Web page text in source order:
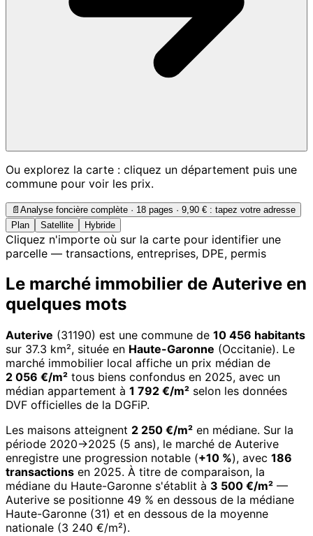
Ou explorez la carte : cliquez un département puis une
commune pour voir les prix.
📄 Analyse foncière complète · 18 pages · 9,90 € : tapez votre adresse
Plan
Satellite Hybride
Cliquez n'importe où sur la carte pour identifier une
parcelle — transactions, entreprises, DPE, permis
Le marché immobilier de Auterive en
quelques mots
Auterive (31190) est une commune de 10 456 habitants
sur 37.3 km², située en Haute-Garonne (Occitanie). Le
marché immobilier local affiche un prix médian de
2 056 €/m² tous biens confondus en 2025, avec un
médian appartement à 1 792 €/m² selon les données
DVF officielles de la DGFiP.
Les maisons atteignent 2 250 €/m² en médiane. Sur la
période 2020→2025 (5 ans), le marché de Auterive
enregistre une progression notable (+10 %), avec 186
transactions en 2025. À titre de comparaison, la
médiane du Haute-Garonne s'établit à 3 500 €/m² —
Auterive se positionne 49 % en dessous de la médiane
Haute-Garonne (31) et en dessous de la moyenne
nationale (3 240 €/m²).